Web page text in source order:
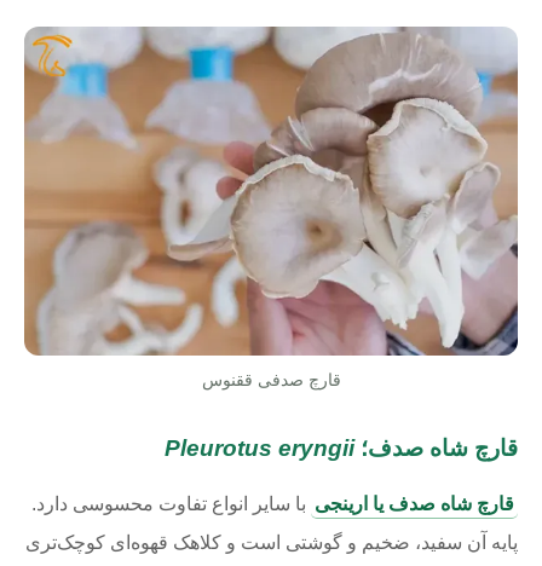
قارچ صدفی ققنوس
قارچ شاه صدف؛Pleurotus eryngii
قارچ شاه صدف یا ارینجی با سایر انواع تفاوت محسوسی دارد.
پایه آن سفید، ضخیم و گوشتی است و کلاهک قهوه‌ای کوچک‌تری